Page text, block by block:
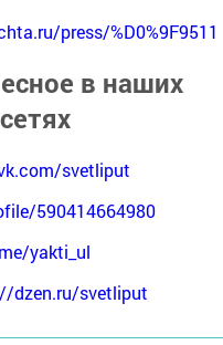
press/%D0%9F9511
в наших
svetliput
590414664980
yakti_ul
dzen.ru/svetliput